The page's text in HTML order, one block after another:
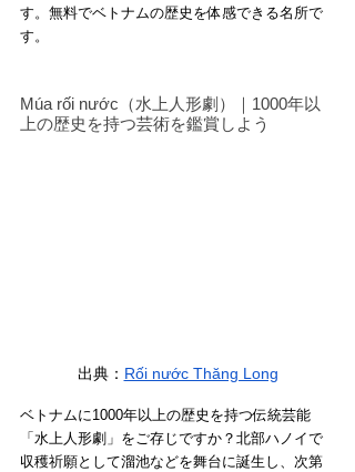
す。無料でベトナムの歴史を体感できる名所で
す。
Múa rối nước（水上人形劇）｜1000年以
上の歴史を持つ芸術を鑑賞しよう
出典： Rối nước Thăng Long
ベトナムに1000年以上の歴史を持つ伝統芸能
「水上人形劇」をご存じですか？北部ハノイで
収穫祈願として溜池などを舞台に誕生し、次第